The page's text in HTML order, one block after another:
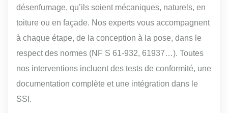
désenfumage, qu’ils soient mécaniques, naturels, en
toiture ou en façade. Nos experts vous accompagnent
à chaque étape, de la conception à la pose, dans le
respect des normes (NF S 61-932, 61937…). Toutes
nos interventions incluent des tests de conformité, une
documentation complète et une intégration dans le
SSI.